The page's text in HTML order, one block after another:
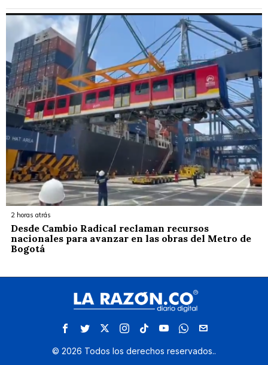
2 horas atrás
Desde Cambio Radical reclaman recursos
nacionales para avanzar en las obras del Metro de
Bogotá
© 2026 Todos los derechos reservados..